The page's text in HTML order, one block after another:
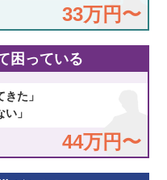
33万円〜
困っている
た」
」
44万円〜